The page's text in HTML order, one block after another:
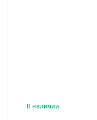
В наличии